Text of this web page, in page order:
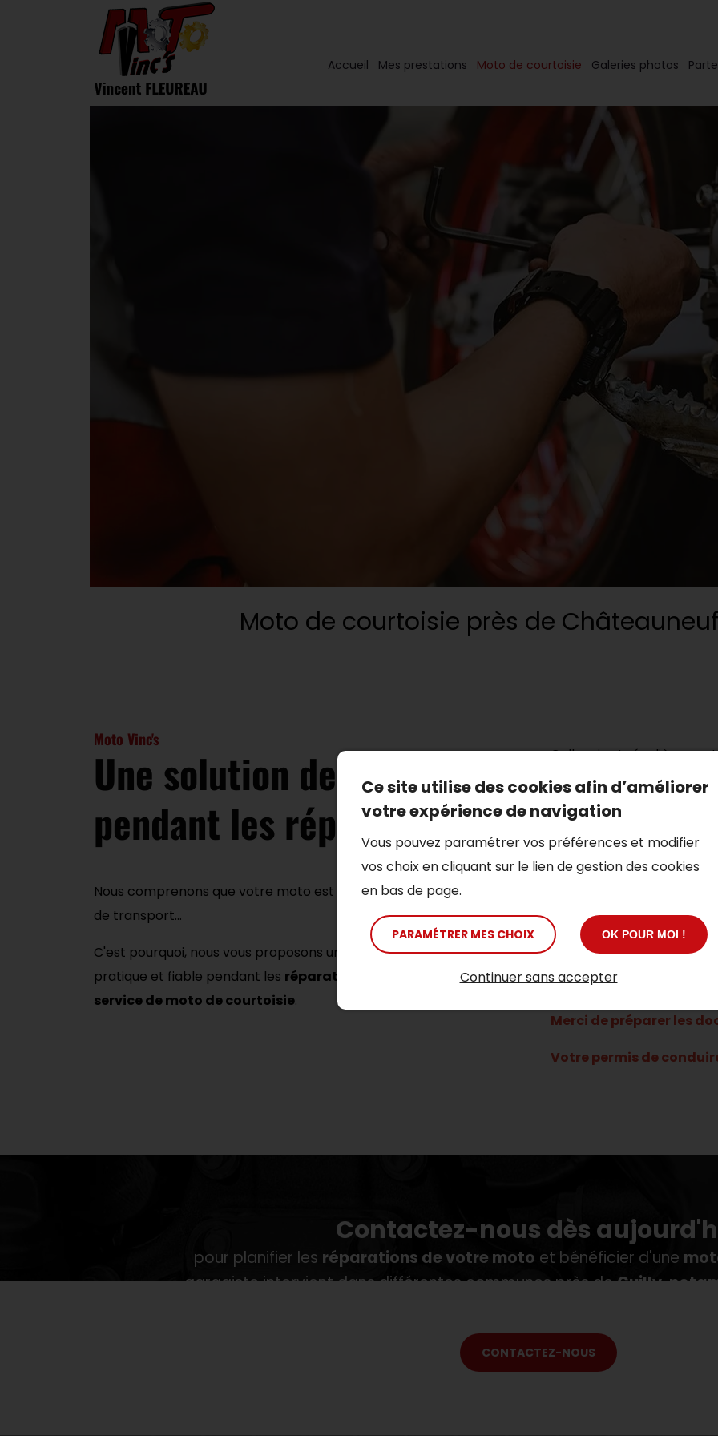
Accueil Mes prestations Moto de courtoisie Galeries photos
Moto de courtoisie près de
Moto Vinc's
Une solution de mobilité
pendant les réparations
Nous comprenons que votre moto est bien plus qu'un simple moyen
de transport...
C'est pourquoi, nous vous proposons une solution de mobilité
pratique et fiable pendant les réparations de votre moto: notre
service de moto de courtoisie.
Celle-ci est
Nous veillons à ce qu'elle
bénéficier d'une
moto
prenons soin de votre
contrôle de celle-ci,
pour la durée des
besoins. Notre objectif
réparations de
mobilité efficace.
Merci de préparer les
Votre permis de
Contactez-nous dès
pour planifier les réparations de votre moto et bénéficier d'une
garagiste intervient dans différentes communes près deGuilly,
CONTACTEZ-NOUS
Ce site utilise des cookies afin d’améliorer
votre expérience de navigation
Vous pouvez paramétrer vos préférences et modifier
vos choix en cliquant sur le lien de gestion des cookies
en bas de page.
PARAMÉTRER MES CHOIX OK POUR MOI !
Continuer sans accepter